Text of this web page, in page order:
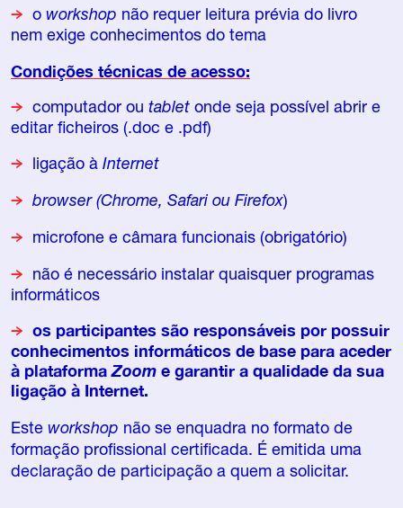
o workshop não requer leitura prévia do livro
nem exige conhecimentos do tema
Condições técnicas de acesso:
computador ou tablet onde seja possível abrir e
editar ficheiros (.doc e .pdf)
ligação à Internet
browser (Chrome, Safari ou Firefox)
microfone e câmara funcionais (obrigatório)
não é necessário instalar quaisquer programas
informáticos
os participantes são responsáveis por possuir
conhecimentos informáticos de base para aceder
à plataformaZoom e garantir a qualidade da sua
ligação à Internet.
Este workshop não se enquadra no formato de
formação profissional certificada. É emitida uma
declaração de participação a quem a solicitar.